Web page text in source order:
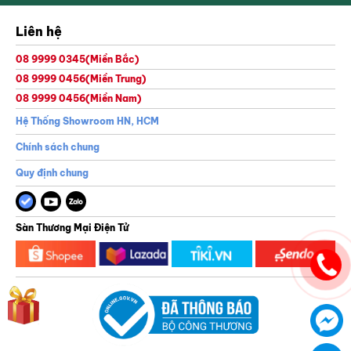
Thông tin của bạn sẽ được bảo mật theo chính sách bảo mật của GreenGolf
Từ 15 - 20 triệu
Liên hệ
08 9999 0345(Miền Bắc)
08 9999 0456(Miền Trung)
08 9999 0456(Miền Nam)
Hệ Thống Showroom HN, HCM
Chính sách chung
Quy định chung
Sàn Thương Mại Điện Tử